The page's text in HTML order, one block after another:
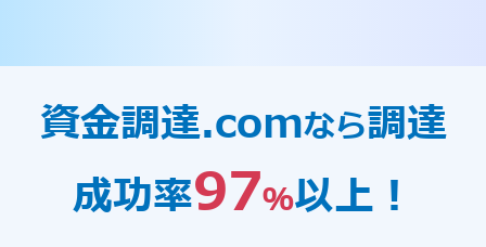
資金調達.comなら調達
成功率97％以上！